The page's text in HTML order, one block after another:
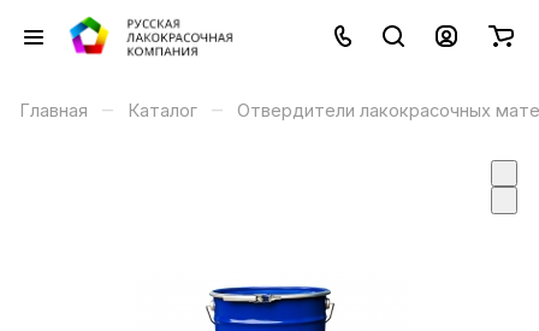
Главная – Каталог – Отвердители лакокрасочных